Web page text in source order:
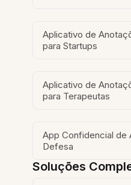
Aplicativo de
para Startups
Aplicativo de
para Terapeutas
App Confidencial de
Defesa
Soluções